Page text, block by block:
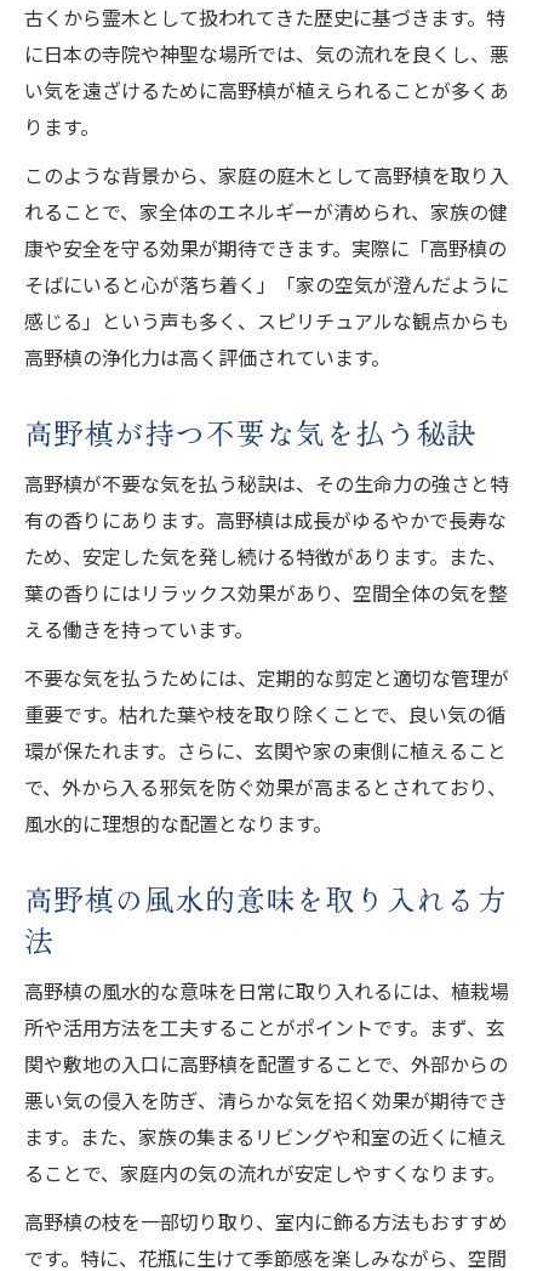
古くから霊木として扱われてきた歴史に基づきます。特
に日本の寺院や神聖な場所では、気の流れを良くし、悪
い気を遠ざけるために高野槙が植えられることが多くあ
ります。
このような背景から、家庭の庭木として高野槙を取り入
れることで、家全体のエネルギーが清められ、家族の健
康や安全を守る効果が期待できます。実際に「高野槙の
そばにいると心が落ち着く」「家の空気が澄んだように
感じる」という声も多く、スピリチュアルな観点からも
高野槙の浄化力は高く評価されています。
高野槙が持つ不要な気を払う秘訣
高野槙が不要な気を払う秘訣は、その生命力の強さと特
有の香りにあります。高野槙は成長がゆるやかで長寿な
ため、安定した気を発し続ける特徴があります。また、
葉の香りにはリラックス効果があり、空間全体の気を整
える働きを持っています。
不要な気を払うためには、定期的な剪定と適切な管理が
重要です。枯れた葉や枝を取り除くことで、良い気の循
環が保たれます。さらに、玄関や家の東側に植えること
で、外から入る邪気を防ぐ効果が高まるとされており、
風水的に理想的な配置となります。
高野槙の風水的意味を取り入れる方
法
高野槙の風水的な意味を日常に取り入れるには、植栽場
所や活用方法を工夫することがポイントです。まず、玄
関や敷地の入口に高野槙を配置することで、外部からの
悪い気の侵入を防ぎ、清らかな気を招く効果が期待でき
ます。また、家族の集まるリビングや和室の近くに植え
ることで、家庭内の気の流れが安定しやすくなります。
高野槙の枝を一部切り取り、室内に飾る方法もおすすめ
です。特に、花瓶に生けて季節感を楽しみながら、空間